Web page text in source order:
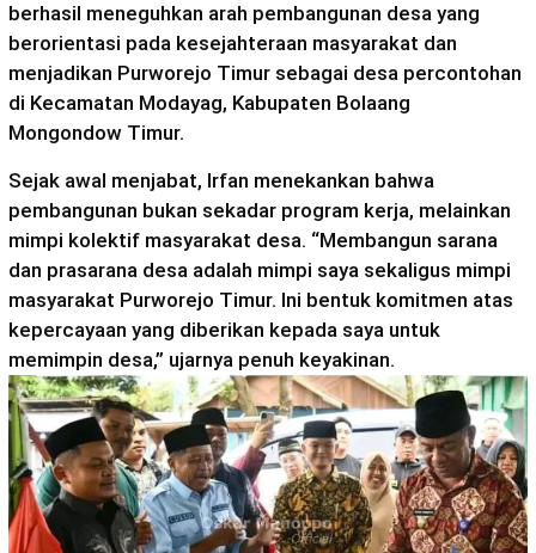
berhasil meneguhkan arah pembangunan desa yang
berorientasi pada kesejahteraan masyarakat dan
menjadikan Purworejo Timur sebagai desa percontohan
di Kecamatan Modayag, Kabupaten Bolaang
Mongondow Timur.
Sejak awal menjabat, Irfan menekankan bahwa
pembangunan bukan sekadar program kerja, melainkan
mimpi kolektif masyarakat desa. “Membangun sarana
dan prasarana desa adalah mimpi saya sekaligus mimpi
masyarakat Purworejo Timur. Ini bentuk komitmen atas
kepercayaan yang diberikan kepada saya untuk
memimpin desa,” ujarnya penuh keyakinan.